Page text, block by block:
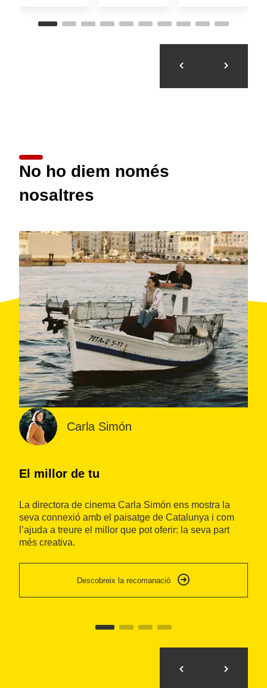
No ho diem només
nosaltres
Carla Simón
El millor de tu
La directora de cinema Carla Simón ens mostra la
seva connexió amb el paisatge de Catalunya i com
l’ajuda a treure el millor que pot oferir: la seva part
més creativa.
Descobreix la recomanació